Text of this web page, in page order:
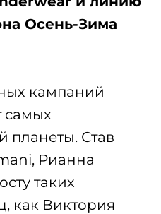
Осень-Зима
кампаний
самых
планеты. Став
Рианна
таких
как Виктория